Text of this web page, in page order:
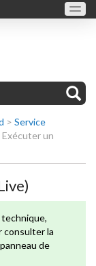
> Service
Exécuter un
consulter la
de